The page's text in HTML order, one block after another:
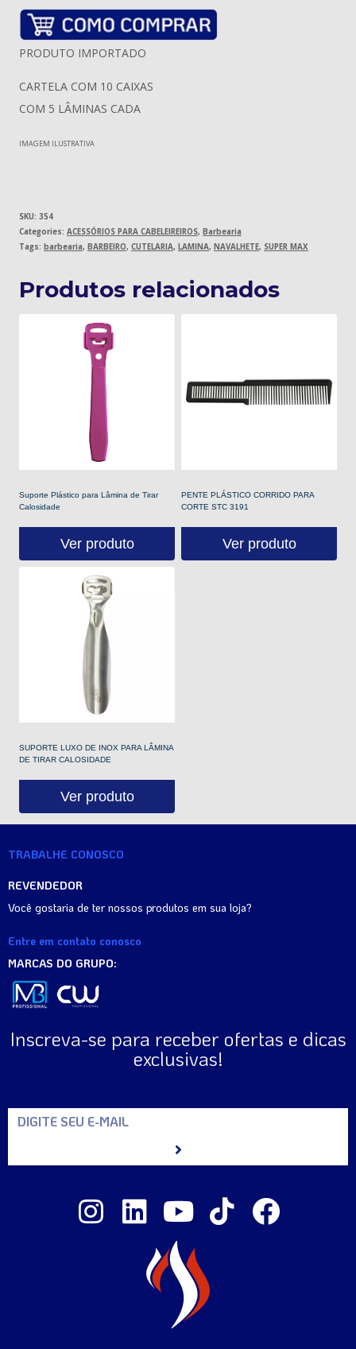
PRODUTO IMPORTADO
CARTELA COM 10 CAIXAS
COM 5 LÂMINAS CADA
IMAGEM ILUSTRATIVA
SKU: 354
Categories: ACESSÓRIOS PARA CABELEIREIROS, Barbearia
Tags: barbearia, BARBEIRO, CUTELARIA, LAMINA, NAVALHETE, SUPER MAX
Produtos relacionados
Suporte Plástico para Lâmina de Tirar
Calosidade
Ver produto
PENTE PLÁSTICO CORRIDO PARA
CORTE STC 3191
Ver produto
SUPORTE LUXO DE INOX PARA LÂMINA
DE TIRAR CALOSIDADE
Ver produto
TRABALHE CONOSCO
REVENDEDOR
Você gostaria de ter nossos produtos em sua loja?
Entre em contato conosco
MARCAS DO GRUPO:
Inscreva-se para receber ofertas e dicas
exclusivas!